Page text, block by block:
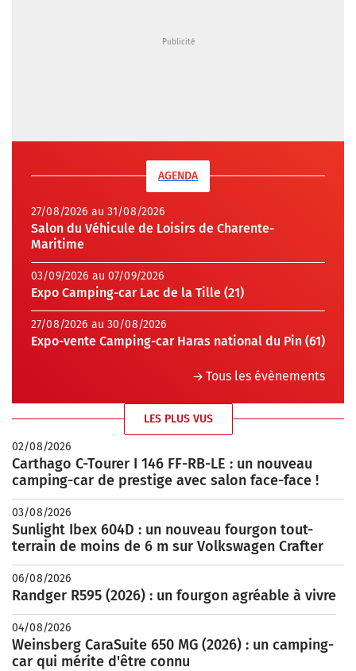
AGENDA
27/08/2026 au 31/08/2026
Salon du Véhicule de Loisirs de Charente-
Maritime
03/09/2026 au 07/09/2026
Expo Camping-car Lac de la Tille (21)
27/08/2026 au 30/08/2026
Expo-vente Camping-car Haras national du Pin (61)
Tous les évènements
LES PLUS VUS
02/08/2026
Carthago C-Tourer I 146 FF-RB-LE : un nouveau
camping-car de prestige avec salon face-face !
03/08/2026
Sunlight Ibex 604D : un nouveau fourgon tout-
terrain de moins de 6 m sur Volkswagen Crafter
06/08/2026
Randger R595 (2026) : un fourgon agréable à vivre
04/08/2026
Weinsberg CaraSuite 650 MG (2026) : un camping-
car qui mérite d'être connu